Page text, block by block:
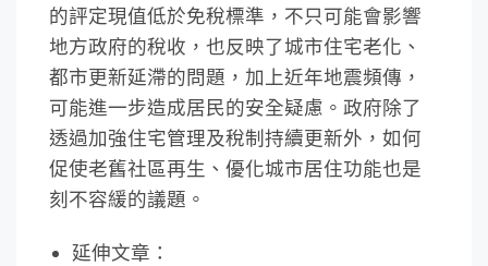
的評定現值低於免稅標準，不只可能會影響
地方政府的稅收，也反映了城市住宅老化、
都市更新延滯的問題，加上近年地震頻傳，
可能進一步造成居民的安全疑慮。政府除了
透過加強住宅管理及稅制持續更新外，如何
促使老舊社區再生、優化城市居住功能也是
刻不容緩的議題。
延伸文章：